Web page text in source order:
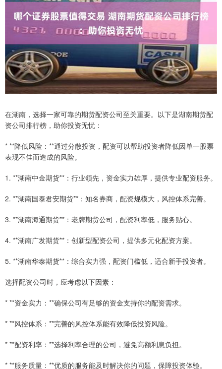
在湖南，选择一家可靠的期货配资公司至关重要。以下是湖南期货配
资公司排行榜，助你投资无忧：
* **降低风险：**通过分散投资，配资可以帮助投资者降低因单一股票
表现不佳而造成的风险。
1. **湖南中金期货**：行业领先，资金实力雄厚，提供专业配资服务。
2. **湖南国泰君安期货**：知名券商，配资规模大，风控体系完善。
3. **湖南海通期货**：老牌期货公司，配资利率低，服务贴心。
4. **湖南广发期货**：创新型配资公司，提供多元化配资方案。
5. **湖南华泰期货**：综合实力强，配资门槛低，适合新手投资者。
选择配资公司时，应考虑以下因素：
* **资金实力：**确保公司有足够的资金支持你的配资需求。
* **风控体系：**完善的风控体系能有效降低投资风险。
* **配资利率：**选择利率合理的公司，避免高额利息负担。
* **服务质量：**优质的服务能及时解决你的问题，保障投资体验。